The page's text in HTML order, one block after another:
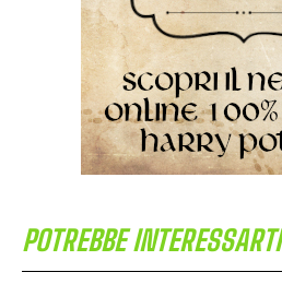
POTREBBE INTERESSARTI